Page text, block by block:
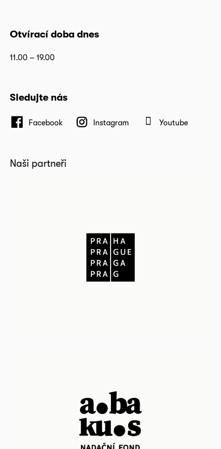
Otvírací doba dnes
11.00 – 19.00
Sledujte nás
Facebook Instagram Youtube
Naši partneři